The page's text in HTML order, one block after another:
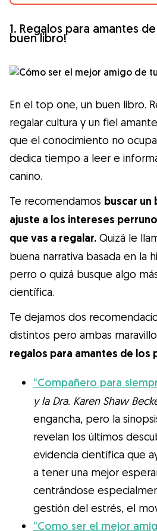
1. Regalos para amantes
buen libro!
En el top one, un buen libro.
regalar cultura y un fiel
que el conocimiento no
dedica tiempo a leer e
canino.
Te recomendamos buscar un
ajuste a los intereses
que vas a regalar. Quizá le
buena narrativa basada en la
perro o quizá busque algo
científica.
Te dejamos dos
distintos pero ambas
regalos para amantes de los
“Compañero para
y la Dra. Karen Shaw
engancha, pero la
revelan los últimos
evidencia científica que
a tener una mejor
centrándose
gestión del estrés, el
“Como ser el mejor